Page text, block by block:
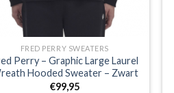
FRED PERRY SWEATERS
Perry – Graphic Large Laurel
Hooded Sweater – Zwart
€99,95